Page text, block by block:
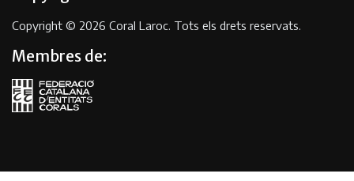
Copyright © 2026 Coral Laroc. Tots els drets reservats.
Membres de: